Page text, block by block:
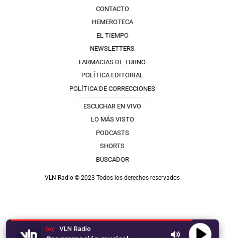
VLN Radio
CONTACTO
HEMEROTECA
EL TIEMPO
NEWSLETTERS
FARMACIAS DE TURNO
POLÍTICA EDITORIAL
POLÍTICA DE CORRECCIONES
ESCUCHAR EN VIVO
LO MÁS VISTO
PODCASTS
SHORTS
BUSCADOR
VLN Radio © 2023 Todos los derechos reservados